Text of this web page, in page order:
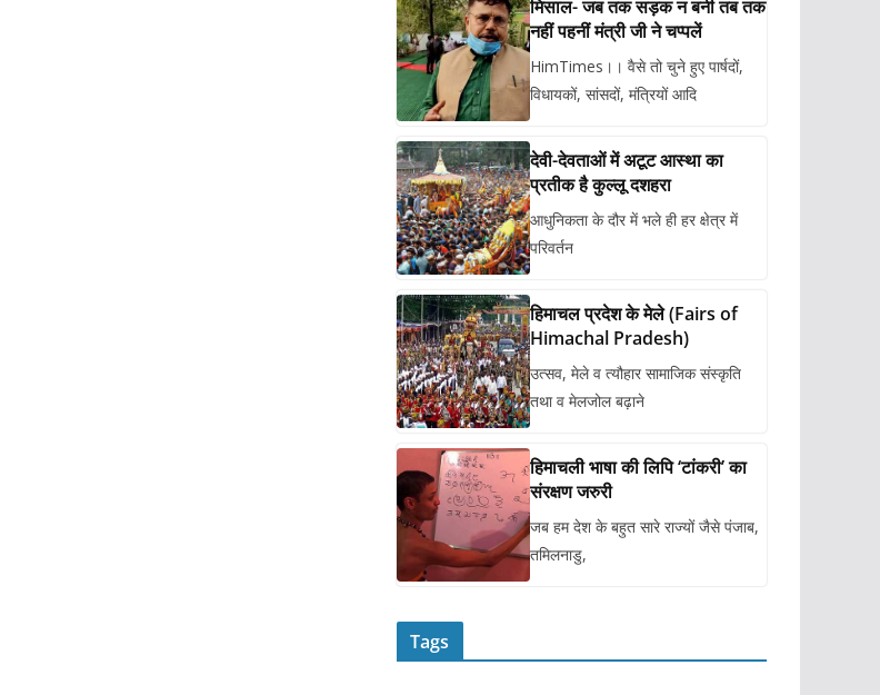
मिसाल- जब तक सड़क न बनी तब तक
नहीं पहनीं मंत्री जी ने चप्पलें
HimTimes।। वैसे तो चुने हुए पार्षदों,
विधायकों, सांसदों, मंत्रियों आदि
देवी-देवताओं में अटूट आस्था का
प्रतीक है कुल्लू दशहरा
आधुनिकता के दौर में भले ही हर क्षेत्र में
परिवर्तन
हिमाचल प्रदेश के मेले (Fairs of
Himachal Pradesh)
उत्सव, मेले व त्यौहार सामाजिक संस्कृति
तथा व मेलजोल बढ़ाने
हिमाचली भाषा की लिपि ‘टांकरी’ का
संरक्षण जरुरी
जब हम देश के बहुत सारे राज्यों जैसे पंजाब,
तमिलनाडु,
Tags